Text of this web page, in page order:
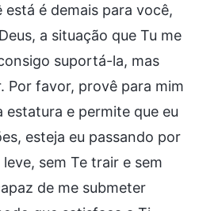
é demais para você,
a situação que Tu me
suportá-la, mas
Por favor, provê para mim
e permite que eu
esteja eu passando por
sem Te trair e sem
de me submeter